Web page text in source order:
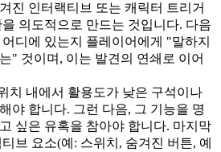
진 인터랙티브 또는 캐릭터 트리거
의도적으로 만드는 것입니다. 다음
디에 있는지 플레이어에게 "말하지
" 것이며, 이는 발견의 연쇄로 이어
치 내에서 활용도가 낮은 구석이나
야 합니다. 그런 다음, 그 기능을 명
싶은 유혹을 참아야 합니다. 마지막
브 요소(예: 스위치, 숨겨진 버튼, 예